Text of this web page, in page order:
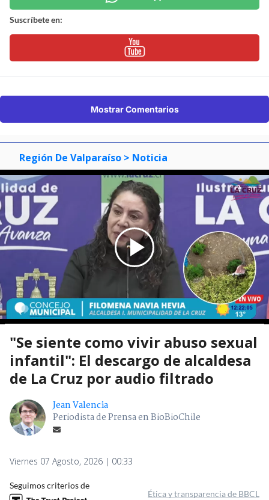
Suscríbete en:
Mostrar Comentarios
Región De Valparaíso > Noticia
"Se siente como vivir abuso sexual
infantil": El descargo de alcaldesa
de La Cruz por audio filtrado
Jean Valencia
Periodista de Prensa en BioBioChile
Viernes 07 Agosto, 2026 | 00:33
Seguimos criterios de
Ética y transparencia de BBCL